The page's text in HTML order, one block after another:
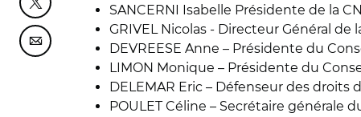
Partager cette page sur Twitter
Partager cette page sur Courriel
SANCERNI Isabelle Présidente de la
GRIVEL Nicolas - Directeur Général de
DEVREESE Anne – Présidente du
LIMON Monique – Présidente du
DELEMAR Eric – Défenseur des droits
POULET Céline – Secrétaire